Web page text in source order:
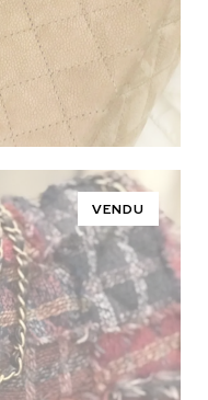
VENDU